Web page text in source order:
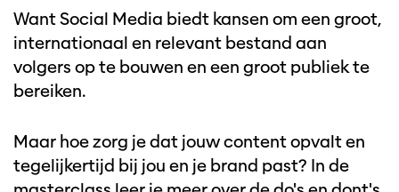
Want Social Media biedt kansen om een groot,
internationaal en relevant bestand aan
volgers op te bouwen en een groot publiek te
bereiken.
Maar hoe zorg je dat jouw content opvalt en
tegelijkertijd bij jou en je brand past? In de